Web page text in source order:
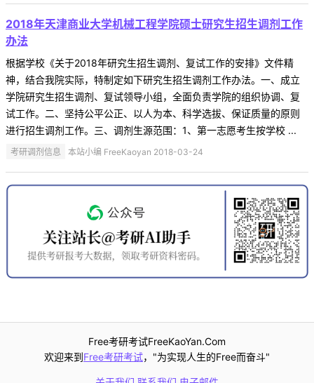
2018年天津商业大学机械工程学院硕士研究生招生调剂工作
办法
根据学校《关于2018年研究生招生调剂、复试工作的安排》文件精
神，结合我院实际，特制定如下研究生招生调剂工作办法。一、成立
学院研究生招生调剂、复试领导小组，全面负责学院的组织协调、复
试工作。二、坚持公平公正、以人为本、科学选拔、保证质量的原则
进行招生调剂工作。三、调剂生源范围：1、第一志愿考生按学校 ...
考研调剂信息 本站小编 FreeKaoyan 2018-03-24
Free考研考试FreeKaoYan.Com
欢迎来到Free考研考试，"为实现人生的Free而奋斗"